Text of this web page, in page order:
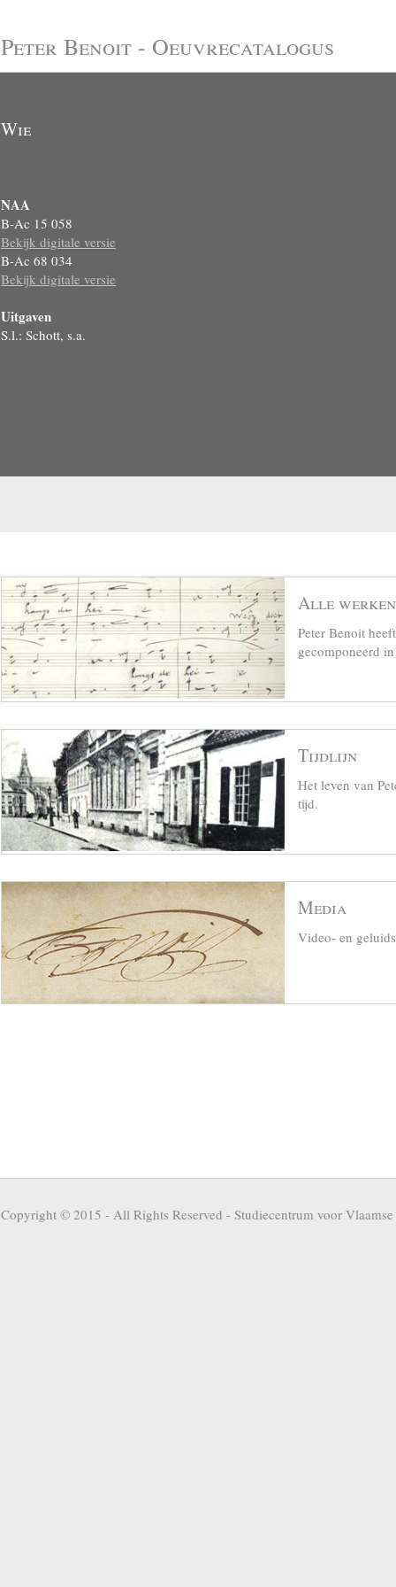
Peter Benoit - Oeuvrecatalogus
Wie
NAA
B-Ac 15 058
Bekijk digitale versie
B-Ac 68 034
Bekijk digitale versie
Uitgaven
S.l.: Schott, s.a.
Alle werken
Peter Benoit
gecomponeerd
Tijdlijn
Het leven van
tijd.
Media
Video- en
Copyright © 2015 - All Rights Reserved - Studiecentrum voor